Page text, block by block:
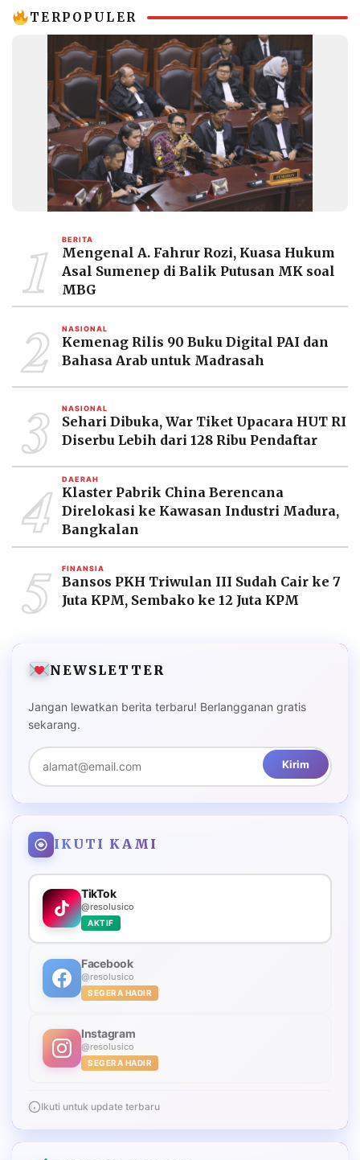
TERPOPULER
1 BERITA
Mengenal A. Fahrur Rozi, Kuasa Hukum
Asal Sumenep di Balik Putusan MK soal
MBG
2 NASIONAL
Kemenag Rilis 90 Buku Digital PAI dan
Bahasa Arab untuk Madrasah
3 NASIONAL
Sehari Dibuka, War Tiket Upacara HUT RI
Diserbu Lebih dari 128 Ribu Pendaftar
4 DAERAH
Klaster Pabrik China Berencana
Direlokasi ke Kawasan Industri Madura,
Bangkalan
5 FINANSIA
Bansos PKH Triwulan III Sudah Cair ke 7
Juta KPM, Sembako ke 12 Juta KPM
NEWSLETTER
Jangan lewatkan berita terbaru! Berlangganan gratis
sekarang.
Kirim
IKUTI KAMI
TikTok
@resolusico
AKTIF
Facebook
@resolusico
SEGERA HADIR
Instagram
@resolusico
SEGERA HADIR
Ikuti untuk update terbaru